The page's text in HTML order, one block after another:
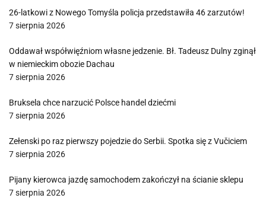
26-latkowi z Nowego Tomyśla policja przedstawiła 46 zarzutów!
7 sierpnia 2026
Oddawał współwięźniom własne jedzenie. Bł. Tadeusz Dulny zginął
w niemieckim obozie Dachau
7 sierpnia 2026
Bruksela chce narzucić Polsce handel dziećmi
7 sierpnia 2026
Zełenski po raz pierwszy pojedzie do Serbii. Spotka się z Vučiciem
7 sierpnia 2026
Pijany kierowca jazdę samochodem zakończył na ścianie sklepu
7 sierpnia 2026